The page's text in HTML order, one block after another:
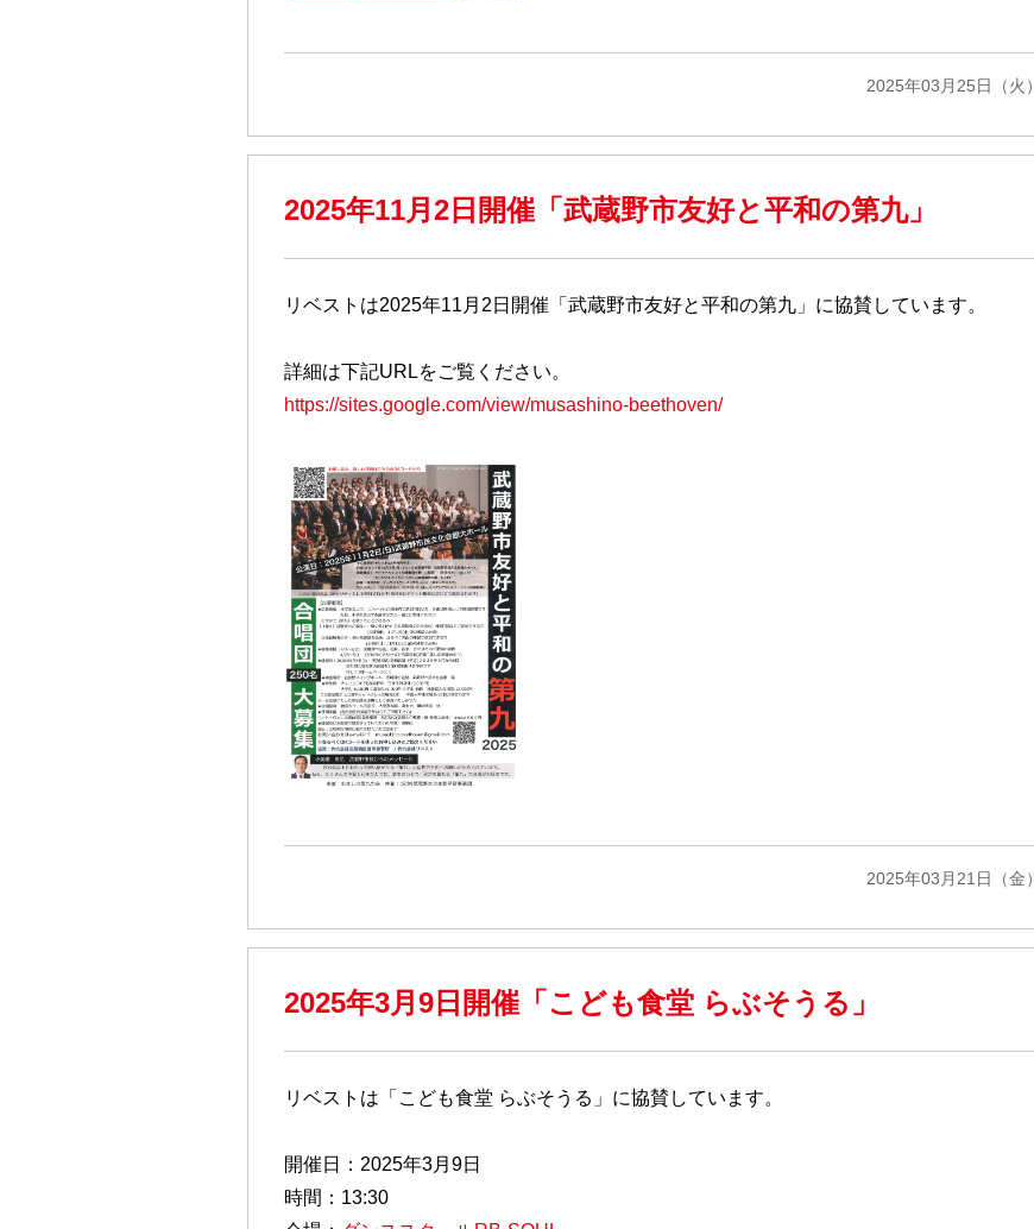
2025年03月25日（火）
2025年11月2日開催「武蔵野市友好と平和の第九」
リベストは2025年11月2日開催「武蔵野市友好と平和の第九」に協賛しています。
詳細は下記URLをご覧ください。
https://sites.google.com/view/musashino-beethoven/
2025年03月21日（金）
2025年3月9日開催「こども食堂 らぶそうる」
リベストは「こども食堂 らぶそうる」に協賛しています。
開催日：2025年3月9日
時間：13:30